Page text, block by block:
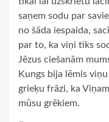
saņem sodu par
no šāda iespaida,
par to, ka viņi tiks
Jēzus ciešanām
Kungs bija lēmis
grieķu frāzi, ka
mūsu grēkiem.